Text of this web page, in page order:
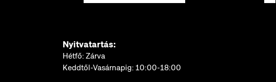
Nyitvatartás:
Hétfő: Zárva
Keddtől-Vasárnapig: 10:00-18:00